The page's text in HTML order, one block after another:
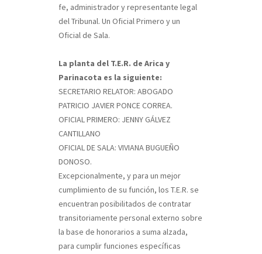
fe, administrador y representante legal
del Tribunal. Un Oficial Primero y un
Oficial de Sala.
La planta del T.E.R. de Arica y
Parinacota es la siguiente:
SECRETARIO RELATOR: ABOGADO
PATRICIO JAVIER PONCE CORREA.
OFICIAL PRIMERO: JENNY GÁLVEZ
CANTILLANO
OFICIAL DE SALA: VIVIANA BUGUEÑO
DONOSO.
Excepcionalmente, y para un mejor
cumplimiento de su función, los T.E.R. se
encuentran posibilitados de contratar
transitoriamente personal externo sobre
la base de honorarios a suma alzada,
para cumplir funciones específicas